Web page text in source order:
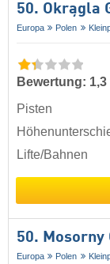
50. Okrągla
Europa Polen
Bewertung:
Pisten
Lifte/Bahnen
50. Mosorny
Europa Polen